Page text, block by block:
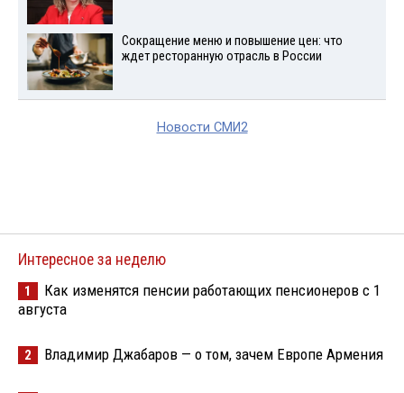
Сокращение меню и повышение цен: что
ждет ресторанную отрасль в России
Новости СМИ2
Интересное за неделю
1
Как изменятся пенсии работающих пенсионеров с 1
августа
2 Владимир Джабаров — о том, зачем Европе Армения